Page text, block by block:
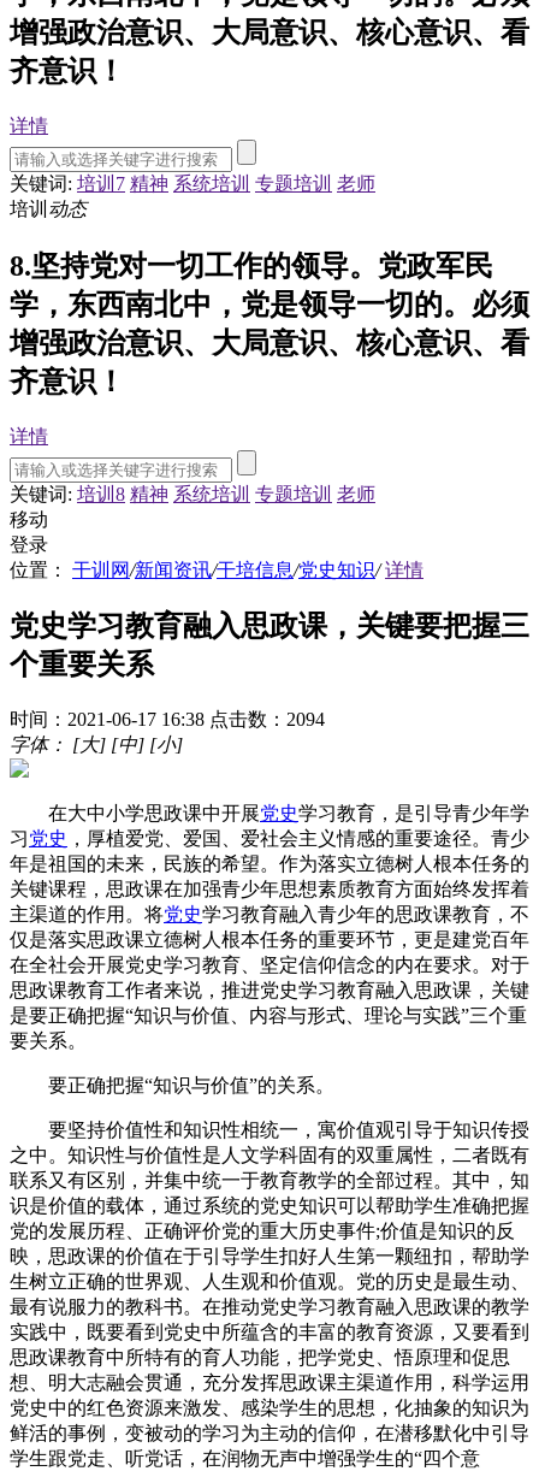
增强政治意识、大局意识、核心意识、看
齐意识！
详情
关键词: 培训7 精神 系统培训 专题培训 老师
培训 动态
8.坚持党对一切工作的领导。党政军民
学，东西南北中，党是领导一切的。必须
增强政治意识、大局意识、核心意识、看
齐意识！
详情
关键词: 培训8 精神 系统培训 专题培训 老师
移动
登录
位置：
干训网/新闻资讯/干培信息/党史知识/ 详情
党史学习教育融入思政课，关键要把握三
个重要关系
时间：2021-06-17 16:38 点击数：2094
字体： [大] [中] [小]
在大中小学思政课中开展党史学习教育，是引导青少年学
习党史 ，厚植爱党、爱国、爱社会主义情感的重要途径。青少
年是祖国的未来，民族的希望。作为落实立德树人根本任务的
关键课程，思政课在加强青少年思想素质教育方面始终发挥着
主渠道的作用。将党史学习教育融入青少年的思政课教育，不
仅是落实思政课立德树人根本任务的重要环节，更是建党百年
在全社会开展党史学习教育、坚定信仰信念的内在要求。对于
思政课教育工作者来说，推进党史学习教育融入思政课，关键
是要正确把握“知识与价值、内容与形式、理论与实践”三个重
要关系。
要正确把握“知识与价值”的关系。
要坚持价值性和知识性相统一，寓价值观引导于知识传授
之中。知识性与价值性是人文学科固有的双重属性，二者既有
联系又有区别，并集中统一于教育教学的全部过程。其中，知
识是价值的载体，通过系统的党史知识可以帮助学生准确把握
党的发展历程、正确评价党的重大历史事件;价值是知识的反
映，思政课的价值在于引导学生扣好人生第一颗纽扣，帮助学
生树立正确的世界观、人生观和价值观。党的历史是最生动、
最有说服力的教科书。在推动党史学习教育融入思政课的教学
实践中，既要看到党史中所蕴含的丰富的教育资源，又要看到
思政课教育中所特有的育人功能，把学党史、悟原理和促思
想、明大志融会贯通，充分发挥思政课主渠道作用，科学运用
党史中的红色资源来激发、感染学生的思想，化抽象的知识为
鲜活的事例，变被动的学习为主动的信仰，在潜移默化中引导
学生跟党走、听党话，在润物无声中增强学生的“四个意